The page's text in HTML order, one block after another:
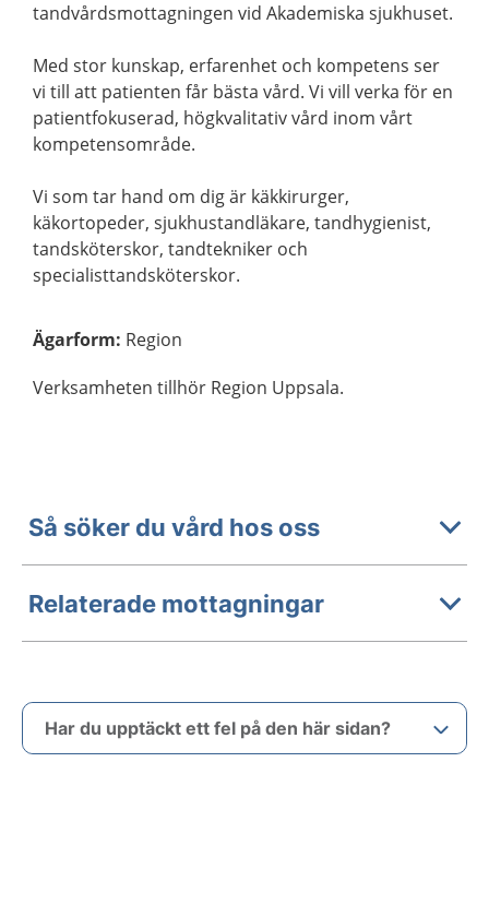
tandvårdsmottagningen vid Akademiska sjukhuset.
Med stor kunskap, erfarenhet och kompetens ser
vi till att patienten får bästa vård. Vi vill verka för en
patientfokuserad, högkvalitativ vård inom vårt
kompetensområde.
Vi som tar hand om dig är käkkirurger,
käkortopeder, sjukhustandläkare, tandhygienist,
tandsköterskor, tandtekniker och
specialisttandsköterskor.
Ägarform: Region
Verksamheten tillhör Region Uppsala.
Så söker du vård hos oss
Relaterade mottagningar
Har du upptäckt ett fel på den här sidan?